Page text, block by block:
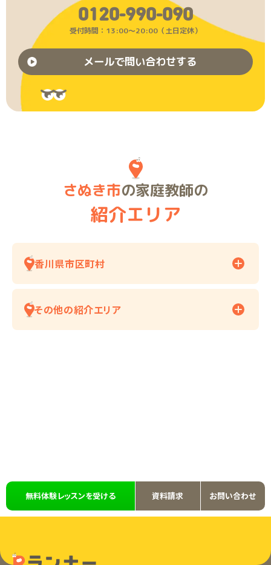
0120-990-090
受付時間：13:00〜20:00（土日定休）
メールで問い合わせする
さぬき市の家庭教師の
紹介エリア
香川県市区町村
その他の紹介エリア
無料体験レッスンを受ける 資料請求 お問い合わせ